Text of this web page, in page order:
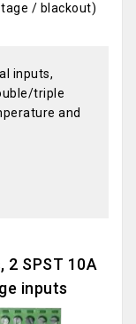
/ blackout)
inputs,
triple
and
2 SPST 10A
inputs